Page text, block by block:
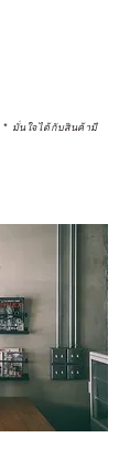
* มั่นใจได้กับสินค้ามี